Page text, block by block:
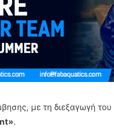
με τη διεξαγωγή του
.